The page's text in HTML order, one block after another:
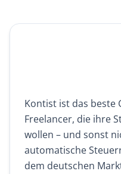
Kontist ist das beste
Freelancer, die ihre
wollen – und sonst
automatische
dem deutschen